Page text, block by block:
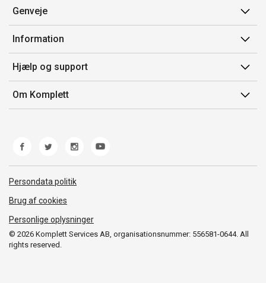
Genveje
Min side
Ordrehistorik
Gavekort
Information
Salgsbetingelser
Mærker/producent
Fortrydelsesret
Hjælp og support
Kontakt os
Kundeservice
Fejl/Mangler
Fragt og levering
Om Komplett
© 2026 Komplett Services AB, organisationsnummer: 556581-0644. All
rights reserved.
Persondata politik
Brug af cookies
Personlige oplysninger